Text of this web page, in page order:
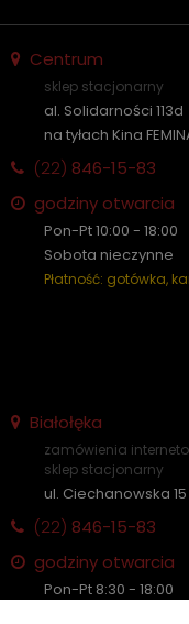
Centrum
sklep stacjonarny
al. Solidarności 113d
na tyłach Kina
(22) 846-15-83
godziny otwarcia
Pon-Pt 10:00 - 18:00
Sobota nieczynne
Płatność: gotówka,
Białołęka
zamówienia
sklep stacjonarny
ul. Ciechanowska 15
(22) 846-15-83
godziny otwarcia
Pon-Pt 8:30 - 18:00